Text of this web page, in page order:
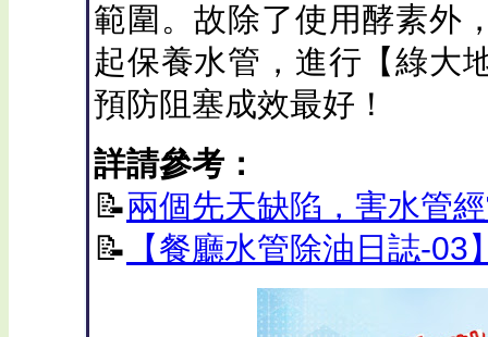
範圍。故除了使用酵素外
起保養水管，進行【綠大
預防阻塞成效最好！
詳請參考：
📝兩個先天缺陷，害水管
📝 【餐廳水管除油日誌-